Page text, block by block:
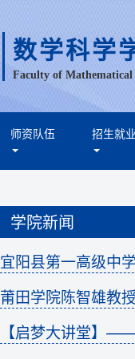
数学科学
Faculty of Mathematical
师资队伍 招生就业
学院新闻
宜阳县第一高级中
莆田学院陈智雄教
【启梦大讲堂】